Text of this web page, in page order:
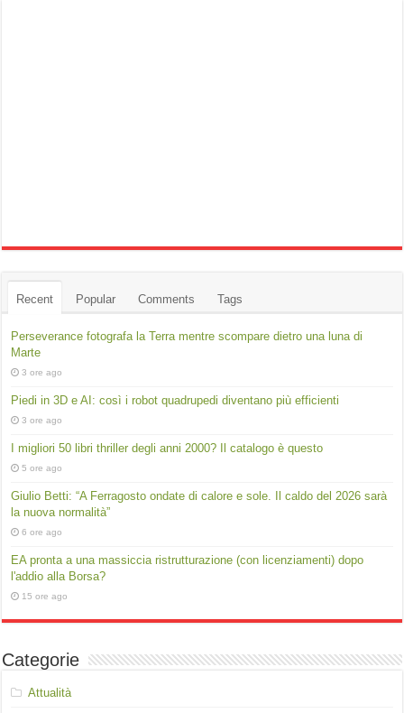
Recent Popular Comments Tags
Perseverance fotografa la Terra mentre scompare dietro una luna di
Marte
3 ore ago
Piedi in 3D e AI: così i robot quadrupedi diventano più efficienti
3 ore ago
I migliori 50 libri thriller degli anni 2000? Il catalogo è questo
5 ore ago
Giulio Betti: “A Ferragosto ondate di calore e sole. Il caldo del 2026 sarà
la nuova normalità”
6 ore ago
EA pronta a una massiccia ristrutturazione (con licenziamenti) dopo
l'addio alla Borsa?
15 ore ago
Categorie
Attualità